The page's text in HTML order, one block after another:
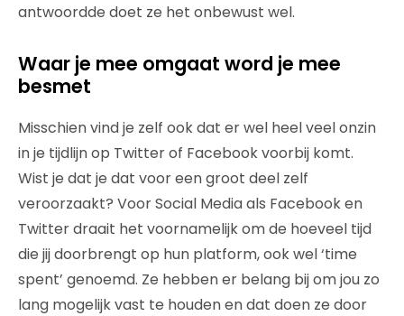
antwoordde doet ze het onbewust wel.
Waar je mee omgaat word je mee
besmet
Misschien vind je zelf ook dat er wel heel veel onzin
in je tijdlijn op Twitter of Facebook voorbij komt.
Wist je dat je dat voor een groot deel zelf
veroorzaakt? Voor Social Media als Facebook en
Twitter draait het voornamelijk om de hoeveel tijd
die jij doorbrengt op hun platform, ook wel ‘time
spent’ genoemd. Ze hebben er belang bij om jou zo
lang mogelijk vast te houden en dat doen ze door